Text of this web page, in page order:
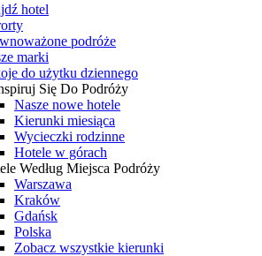
hotel
podróże
marki
do użytku dziennego
Się Do Podróży
Nasze nowe hotele
Kierunki miesiąca
Wycieczki rodzinne
Hotele w górach
Według Miejsca Podróży
Warszawa
Kraków
Gdańsk
Polska
Zobacz wszystkie kierunki